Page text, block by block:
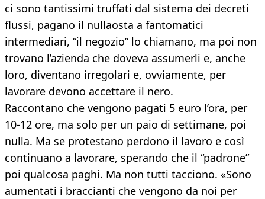
ci sono tantissimi truffati dal sistema dei decreti
flussi, pagano il nullaosta a fantomatici
intermediari, “il negozio” lo chiamano, ma poi non
trovano l’azienda che doveva assumerli e, anche
loro, diventano irregolari e, ovviamente, per
lavorare devono accettare il nero.
Raccontano che vengono pagati 5 euro l’ora, per
10-12 ore, ma solo per un paio di settimane, poi
nulla. Ma se protestano perdono il lavoro e così
continuano a lavorare, sperando che il “padrone”
poi qualcosa paghi. Ma non tutti tacciono. «Sono
aumentati i braccianti che vengono da noi per